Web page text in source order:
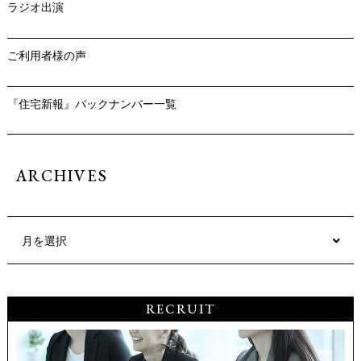
ラジオ出演
ご利用者様の声
『住宅新報』バックナンバー一覧
ARCHIVES
月を選択
RECRUIT